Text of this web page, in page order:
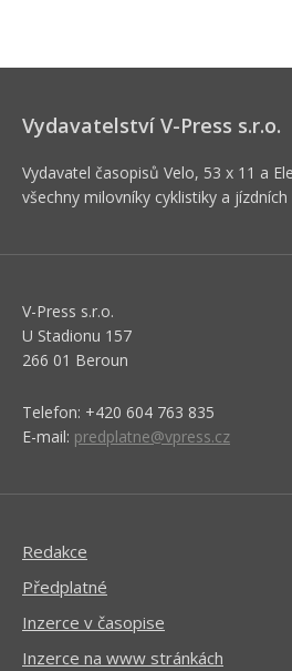
Vydavatelství V-Press s.r.o.
Vydavatel časopisů Velo, 53 x 11 a
všechny milovníky cyklistiky a jízdních
V-Press s.r.o.
U Stadionu 157
266 01 Beroun
Telefon: +420 604 763 835
E-mail: predplatne@vpress.cz
Redakce
Předplatné
Inzerce v časopise
Inzerce na www stránkách